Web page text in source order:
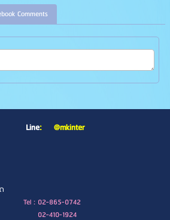
Comments
Line: @mkinter
Tel : 02-865-0742
02-410-1924